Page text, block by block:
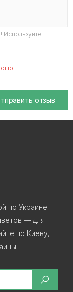
Используйте
отзыв
по Украине.
— для
по Киеву,